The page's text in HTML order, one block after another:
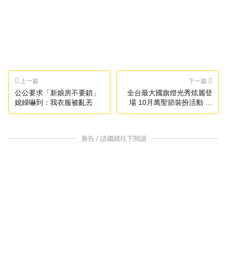
上一篇
公公要求「新娘房不要鎖」
媳婦嚇到：我衣服被亂丟
下一篇
全台最大國旗燈光秀炫麗登
場 10月萬聖節裝扮活動 南
瓜大軍總動員
廣告 / 請繼續往下閱讀